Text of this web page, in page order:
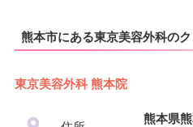
熊本市にある東京美容外科の
東京美容外科 熊本院
熊本県